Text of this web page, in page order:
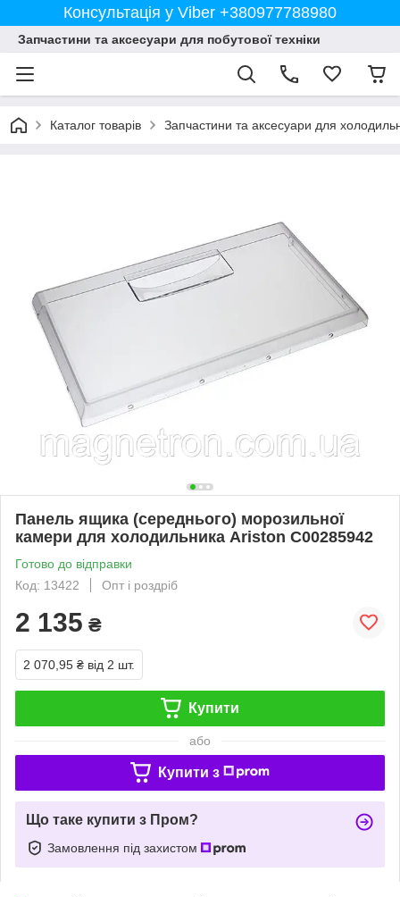
Консультація у Viber +380977788980
Запчастини та аксесуари для побутової техніки
Каталог товарів Запчастини та аксесуари для
Панель ящика (середнього) морозильної
камери для холодильника Ariston C00285942
Готово до відправки
Код: 13422
Опт і роздріб
2 135 ₴
2 070,95 ₴ від 2 шт.
Купити
або
Купити з
Що таке купити з Пром?
Замовлення під захистом